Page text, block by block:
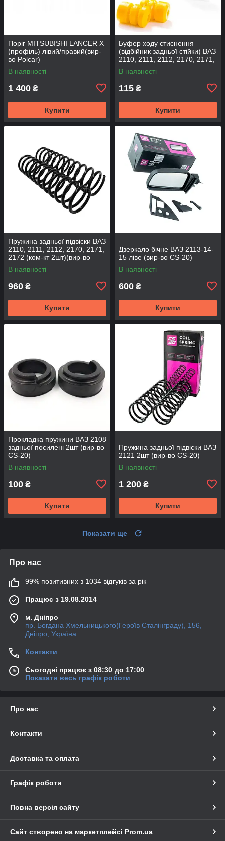
Поріг MITSUBISHI LANCER Х
(профіль) лівий/правий(вир-
во Polcar)
В наявності
1 400 ₴
Купити
Буфер ходу стиснення
(відбійник задньої стійки) ВАЗ
2110, 2111, 2112, 2170, 2171,
2172 (2шт) (вир-во CS-20
В наявності
115 ₴
Купити
Пружина задньої підвіски ВАЗ
2110, 2111, 2112, 2170, 2171,
2172 (ком-кт 2шт)(вир-во
SKADI)
В наявності
960 ₴
Купити
Дзеркало бічне ВАЗ 2113-14-
15 ліве (вир-во CS-20)
В наявності
600 ₴
Купити
Прокладка пружини ВАЗ 2108
задньої посилені 2шт (вир-во
CS-20)
В наявності
100 ₴
Купити
Пружина задньої підвіски ВАЗ
2121 2шт (вир-во CS-20)
В наявності
1 200 ₴
Купити
Показати ще
Про нас
99% позитивних з 1034 відгуків за рік
Працює з 19.08.2014
м. Дніпро
пр. Богдана Хмельницького(Героїв Сталінграду), 156,
Дніпро, Україна
Контакти
Сьогодні працює з 08:30 до 17:00
Показати весь графік роботи
Про нас
Контакти
Доставка та оплата
Графік роботи
Повна версія сайту
Сайт створено на маркетплейсі Prom.ua